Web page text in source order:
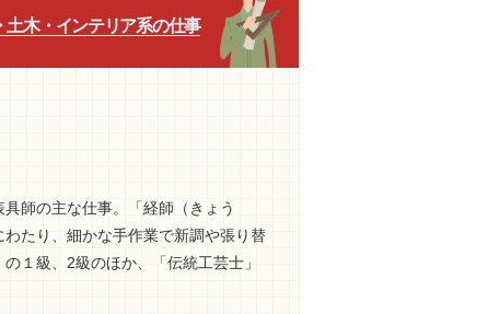
土木・インテリア系の仕事
師の主な仕事。「経師（きょう
たり、細かな手作業で新調や張り替
１級、2級のほか、「伝統工芸士」